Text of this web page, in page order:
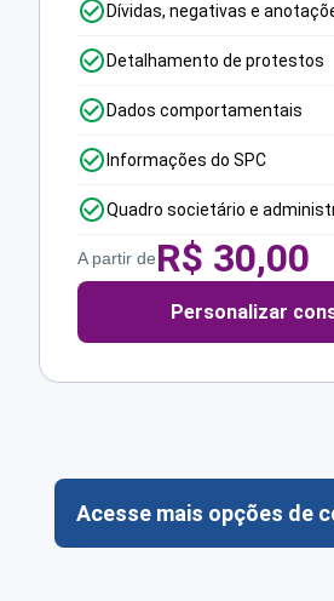
Dívidas, negativas e
Detalhamento de protestos
Dados comportamentais
Informações do SPC
Quadro societário e
A partir deR$ 30,00
Personalizar
Acesse mais opções de